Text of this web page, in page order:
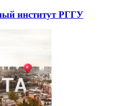
институт РГГУ